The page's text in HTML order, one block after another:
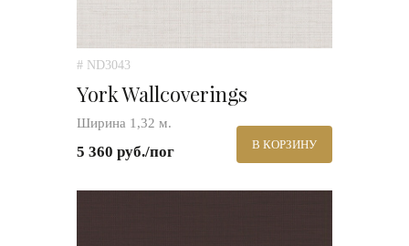
# ND3043
York Wallcoverings
Ширина 1,32 м.
5 360 руб./пог В КОРЗИНУ